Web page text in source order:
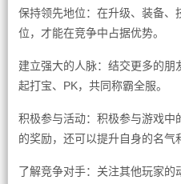
保持领先地位：在升级、装备、
位，才能在竞争中占据优势。
建立强大的人脉：结交更多的
起打宝、PK，共同称霸全服。
积极参与活动：积极参与游戏
的奖励，还可以提升自身的名气
了解竞争对手：关注其他玩家的